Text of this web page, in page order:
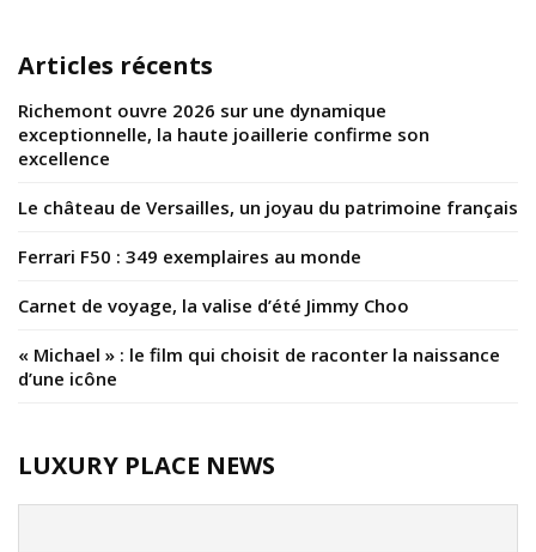
Articles récents
Richemont ouvre 2026 sur une dynamique
exceptionnelle, la haute joaillerie confirme son
excellence
Le château de Versailles, un joyau du patrimoine français
Ferrari F50 : 349 exemplaires au monde
Carnet de voyage, la valise d’été Jimmy Choo
« Michael » : le film qui choisit de raconter la naissance
d’une icône
LUXURY PLACE NEWS